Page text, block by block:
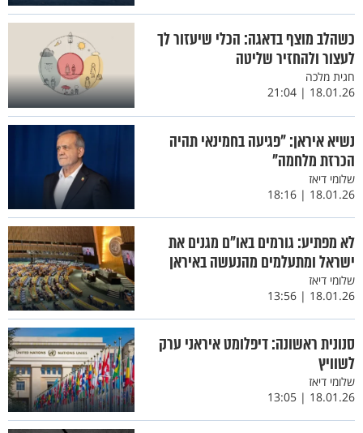
כשהלב מוצף בדאגה: הכלי שיעזור לך
לעצור ולהחזיר שליטה
חגית מלכה
18.01.26 | 21:04
נשיא איראן: "פגיעה בחמינאי תהיה
הכרזת מלחמה"
שלומי דיאז
18.01.26 | 18:16
לא מפתיע: גורמים באו"ם מגנים את
ישראל ומתעלמים מהנעשה באיראן
שלומי דיאז
18.01.26 | 13:56
סנונית ראשונה: דיפלומט איראני ערק
לשוויץ
שלומי דיאז
18.01.26 | 13:05